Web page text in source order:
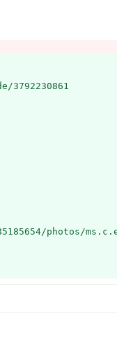
3792230861
photos/